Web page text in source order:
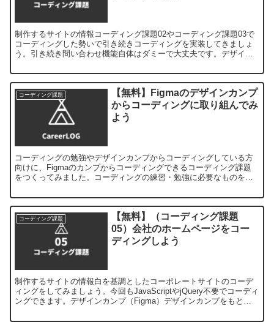
制作するサイトの情報コーディング課題02やコーディング課題03で
コーディングした勢いで引き続きコーディングを実装してきましょ
う。引き続き問い合わせ機能自体はダミーで大丈夫です。デザイン
コーディング課題
【無料】Figmaのデザインカンプ
からコーディングに取り組んでみ
よう
コーディングの勉強やデザインカンプからコーディングしている方
向けに、Figmaのカンプからコーディングできるコーディング課題
をつくってみました。コーディングの練習・勉強に必要なものをす
ください。
コーディング課題
【無料】（コーディング課題
05）会社のホームページをコー
ディングしよう
制作するサイトの情報白を基調としたコーポレートサイトのコーデ
ィングをしてみましょう。今回もJavaScriptやjQuery不要でコーディ
ングできます。デザインカンプ（Figma）デザインカンプをもとに